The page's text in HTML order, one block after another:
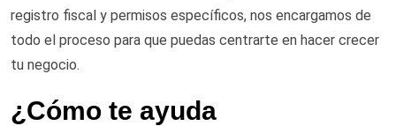
registro fiscal y permisos específicos, nos encargamos de
todo el proceso para que puedas centrarte en hacer crecer
tu negocio.
¿Cómo te ayuda